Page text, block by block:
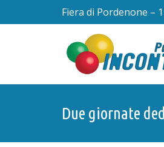
Fiera di Pordenone –
Due giornate